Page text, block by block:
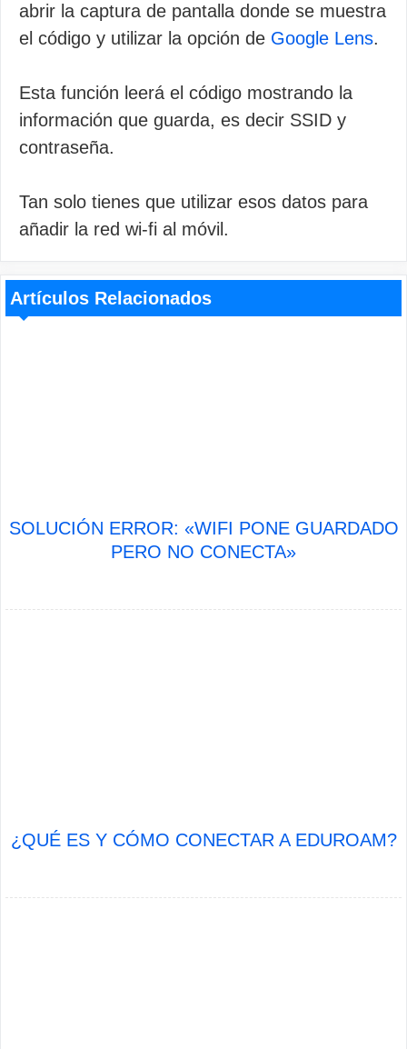
abrir la captura de pantalla donde se muestra
el código y utilizar la opción de Google Lens.
Esta función leerá el código mostrando la
información que guarda, es decir SSID y
contraseña.
Tan solo tienes que utilizar esos datos para
añadir la red wi-fi al móvil.
Artículos Relacionados
SOLUCIÓN ERROR: «WIFI PONE GUARDADO
PERO NO CONECTA»
¿QUÉ ES Y CÓMO CONECTAR A EDUROAM?